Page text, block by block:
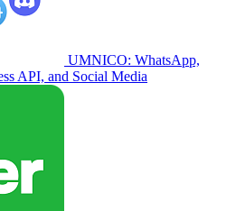
UMNICO: WhatsApp,
API, and Social Media